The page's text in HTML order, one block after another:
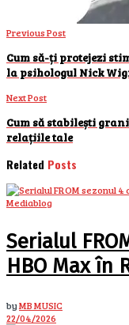
Previous Post
Cum să-ți protejezi
la psihologul Nick
Next Post
Cum să stabilești
relațiile tale
Related Posts
Mediablog
Serialul
HBO Max în
byMB MUSIC
22/04/2026